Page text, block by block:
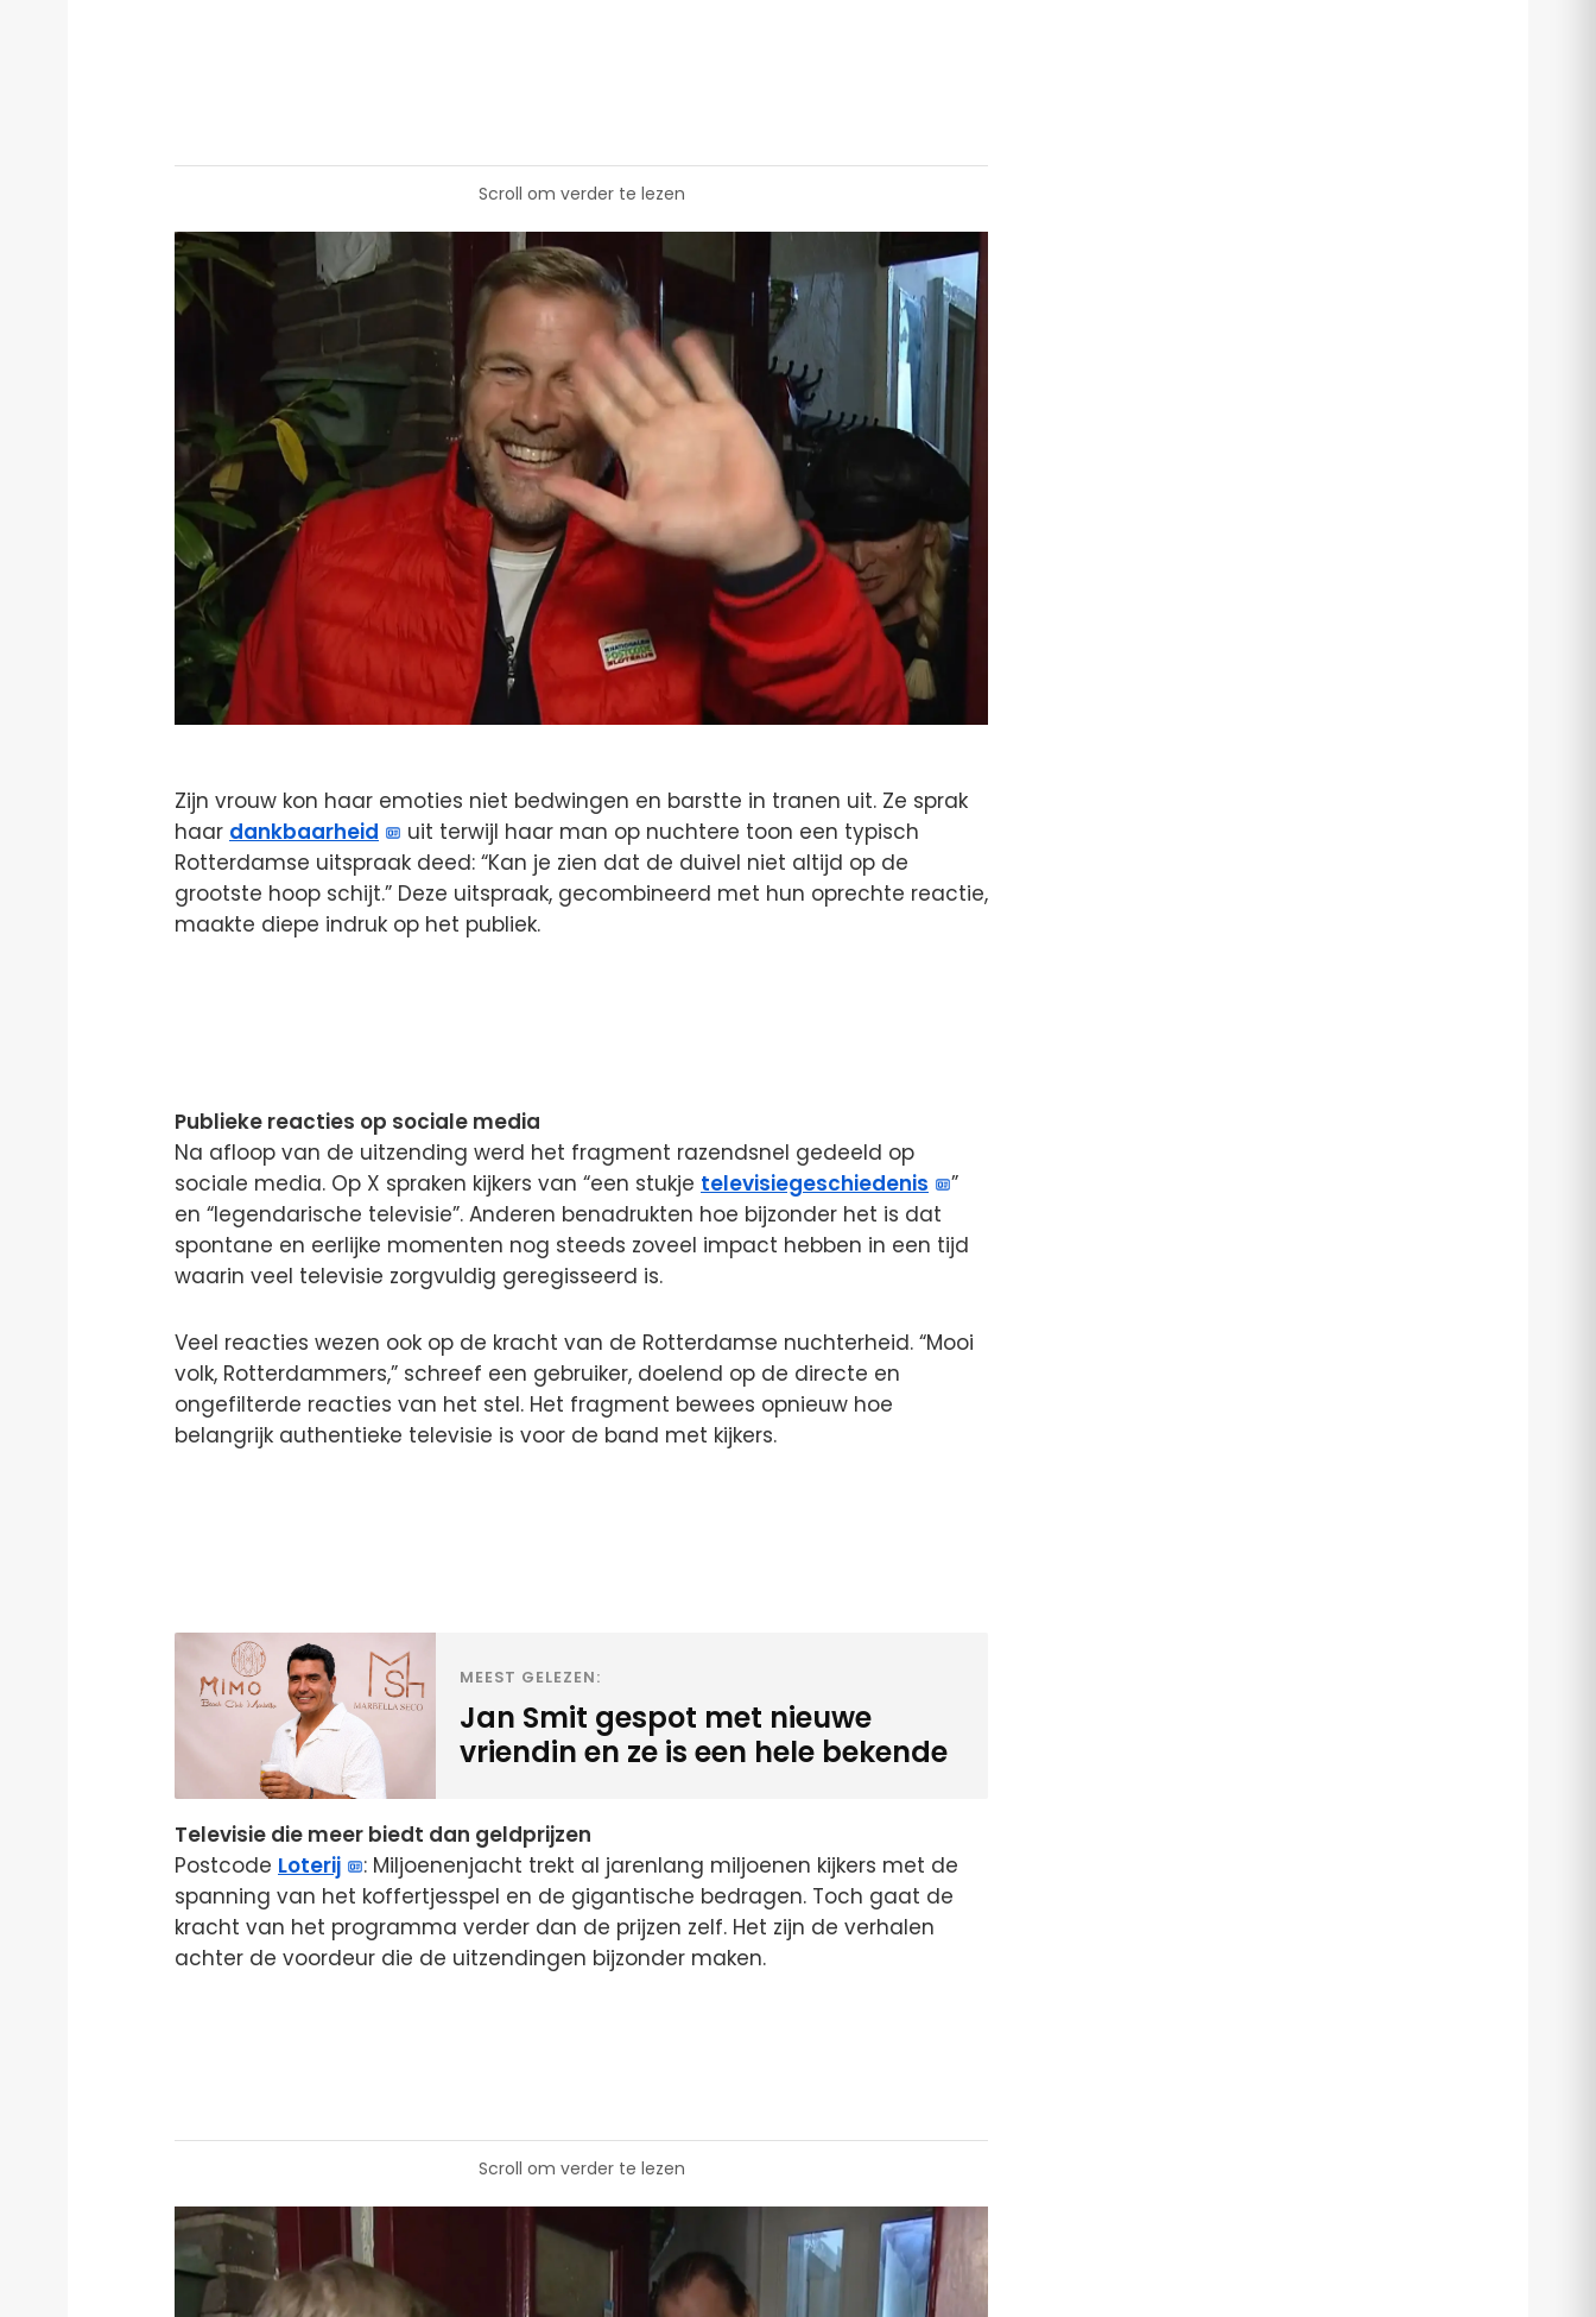
Scroll om verder te lezen
Zijn vrouw kon haar emoties niet bedwingen en barstte in tranen uit. Ze sprak
haar dankbaarheid
uit terwijl haar man op nuchtere toon een typisch
Rotterdamse uitspraak deed: “Kan je zien dat de duivel niet altijd op de
grootste hoop schijt.” Deze uitspraak, gecombineerd met hun oprechte reactie,
maakte diepe indruk op het publiek.
Publieke reacties op sociale media
Na afloop van de uitzending werd het fragment razendsnel gedeeld op
sociale media. Op X spraken kijkers van “een stukje televisiegeschiedenis
”
en “legendarische televisie”. Anderen benadrukten hoe bijzonder het is dat
spontane en eerlijke momenten nog steeds zoveel impact hebben in een tijd
waarin veel televisie zorgvuldig geregisseerd is.
Veel reacties wezen ook op de kracht van de Rotterdamse nuchterheid. “Mooi
volk, Rotterdammers,” schreef een gebruiker, doelend op de directe en
ongefilterde reacties van het stel. Het fragment bewees opnieuw hoe
belangrijk authentieke televisie is voor de band met kijkers.
MEEST GELEZEN:
Jan Smit gespot met nieuwe
vriendin en ze is een hele bekende
Televisie die meer biedt dan geldprijzen
Postcode Loterij
: Miljoenenjacht trekt al jarenlang miljoenen kijkers met de
spanning van het koffertjesspel en de gigantische bedragen. Toch gaat de
kracht van het programma verder dan de prijzen zelf. Het zijn de verhalen
achter de voordeur die de uitzendingen bijzonder maken.
Scroll om verder te lezen